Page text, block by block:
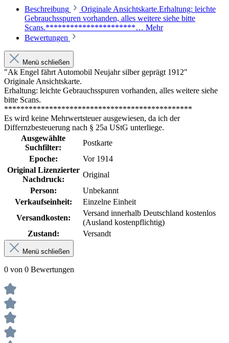
Beschreibung
Originale Ansichtskarte.Erhaltung: leichte
Gebrauchsspuren vorhanden, alles weitere siehe bitte
Scans.**********************… Mehr
Bewertungen
Menü schließen
"Ak Engel fährt Automobil Neujahr silber geprägt 1912"
Originale Ansichtskarte.
Erhaltung: leichte Gebrauchsspuren vorhanden, alles weitere siehe
bitte Scans.
**********************************************
Es wird keine Mehrwertsteuer ausgewiesen, da ich der
Differnzbesteuerung nach § 25a UStG unterliege.
Ausgewählte
Suchfilter:
Postkarte
Epoche:
Vor 1914
Original Lizenzierter
Nachdruck:
Original
Person:
Unbekannt
Verkaufseinheit:
Einzelne Einheit
Versandkosten:
Versand innerhalb Deutschland kostenlos
(Ausland kostenpflichtig)
Zustand:
Versandt
Menü schließen
0 von 0 Bewertungen